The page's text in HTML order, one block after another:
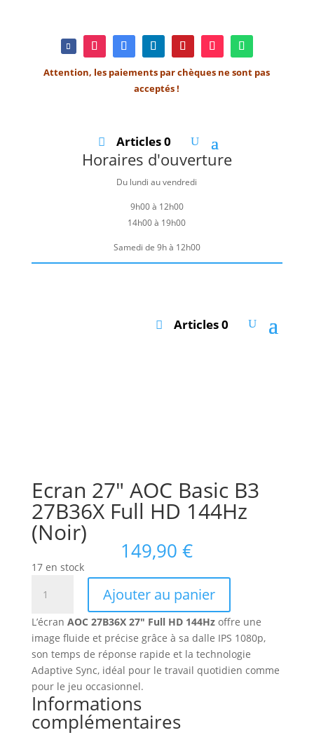
Attention, les paiements par chèques ne sont pas
acceptés !
Articles 0
Horaires d'ouverture
Du lundi au vendredi
9h00 à 12h00
14h00 à 19h00
Samedi de 9h à 12h00
Articles 0
Ecran 27″ AOC Basic B3
27B36X Full HD 144Hz
(Noir)
149,90€
17 en stock
Ecran
27"
AOC
Basic
27B36X
Full
HD
Ajouter au panier
L’écran AOC 27B36X 27″ Full HD 144Hzoffre une
image fluide et précise grâce à sa dalle IPS 1080p,
son temps de réponse rapide et la technologie
Adaptive Sync, idéal pour le travail quotidien comme
pour le jeu occasionnel.
Informations
complémentaires